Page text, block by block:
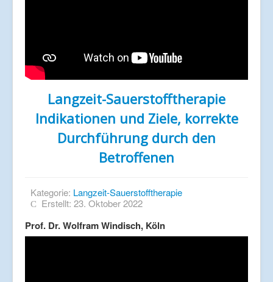
Langzeit-Sauerstofftherapie
Indikationen und Ziele, korrekte
Durchführung durch den
Betroffenen
Kategorie: Langzeit-Sauerstofftherapie
Erstellt: 23. Oktober 2022
Prof. Dr. Wolfram Windisch, Köln